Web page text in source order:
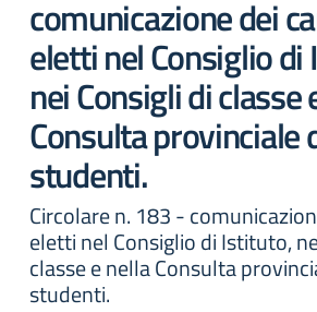
comunicazione dei
eletti nel Consiglio
nei Consigli di classe
Consulta provinciale
studenti.
Circolare n. 183 -
eletti nel Consiglio di Istituto,
classe e nella Consulta
studenti.